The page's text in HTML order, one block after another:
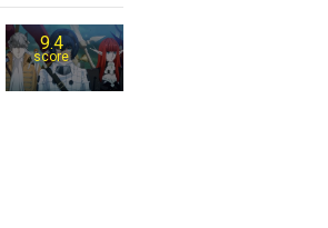
9.4
score